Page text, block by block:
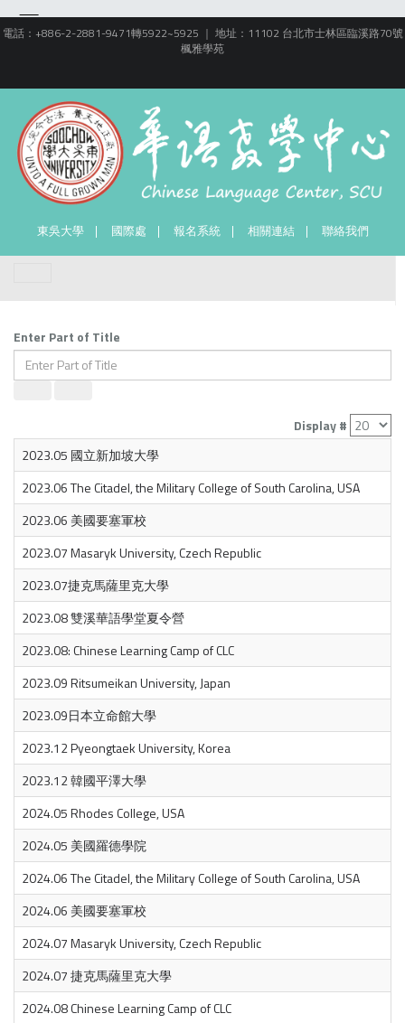
電話：+886-2-2881-9471轉5922~5925 ｜ 地址：11102 台北市士林區臨溪路70號
楓雅學苑
東吳大學 國際處 報名系統 相關連結 聯絡我們
Enter Part of Title
Display #
2023.05 國立新加坡大學
2023.06 The Citadel, the Military College of South Carolina, USA
2023.06 美國要塞軍校
2023.07 Masaryk University, Czech Republic
2023.07捷克馬薩里克大學
2023.08 雙溪華語學堂夏令營
2023.08: Chinese Learning Camp of CLC
2023.09 Ritsumeikan University, Japan
2023.09日本立命館大學
2023.12 Pyeongtaek University, Korea
2023.12 韓國平澤大學
2024.05 Rhodes College, USA
2024.05 美國羅德學院
2024.06 The Citadel, the Military College of South Carolina, USA
2024.06 美國要塞軍校
2024.07 Masaryk University, Czech Republic
2024.07 捷克馬薩里克大學
2024.08 Chinese Learning Camp of CLC